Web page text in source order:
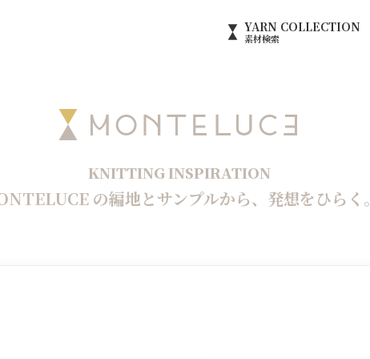
YARN COLLECTION
素材検索
KNITTING INSPIRATION
の編地とサンプルから、 発想をひらく。